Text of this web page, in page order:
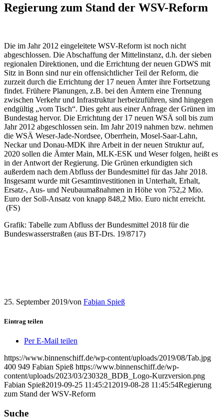
Regierung zum Stand der WSV-Reform
Die im Jahr 2012 eingeleitete WSV-Reform ist noch nicht
abgeschlossen. Die Abschaffung der Mittelinstanz, d.h. der sieben
regionalen Direktionen, und die Errichtung der neuen GDWS mit
Sitz in Bonn sind nur ein offensichtlicher Teil der Reform, die
zurzeit durch die Errichtung der 17 neuen Ämter ihre Fortsetzung
findet. Frühere Planungen, z.B. bei den Ämtern eine Trennung
zwischen Verkehr und Infrastruktur herbeizuführen, sind hingegen
endgültig „vom Tisch“. Dies geht aus einer Anfrage der Grünen im
Bundestag hervor. Die Errichtung der 17 neuen WSÄ soll bis zum
Jahr 2012 abgeschlossen sein. Im Jahr 2019 nahmen bzw. nehmen
die WSÄ Weser-Jade-Nordsee, Oberrhein, Mosel-Saar-Lahn,
Neckar und Donau-MDK ihre Arbeit in der neuen Struktur auf,
2020 sollen die Ämter Main, MLK-ESK und Weser folgen, heißt es
in der Antwort der Regierung. Die Grünen erkundigten sich
außerdem nach dem Abfluss der Bundesmittel für das Jahr 2018.
Insgesamt wurde mit Gesamtinvestitionen in Unterhalt, Erhalt,
Ersatz-, Aus- und Neubaumaßnahmen in Höhe von 752,2 Mio.
Euro der Soll-Ansatz von knapp 848,2 Mio. Euro nicht erreicht.
(FS)
Grafik: Tabelle zum Abfluss der Bundesmittel 2018 für die
Bundeswasserstraßen (aus BT-Drs. 19/8717)
25. September 2019/von Fabian Spieß
Eintrag teilen
Per E-Mail teilen
https://www.binnenschiff.de/wp-content/uploads/2019/08/Tab.jpg
400 949 Fabian Spieß https://www.binnenschiff.de/wp-
content/uploads/2023/03/230328_BDB_Logo-Kurzversion.png
Fabian Spieß2019-09-25 11:45:21 2019-08-28 11:45:54Regierung
zum Stand der WSV-Reform
Suche